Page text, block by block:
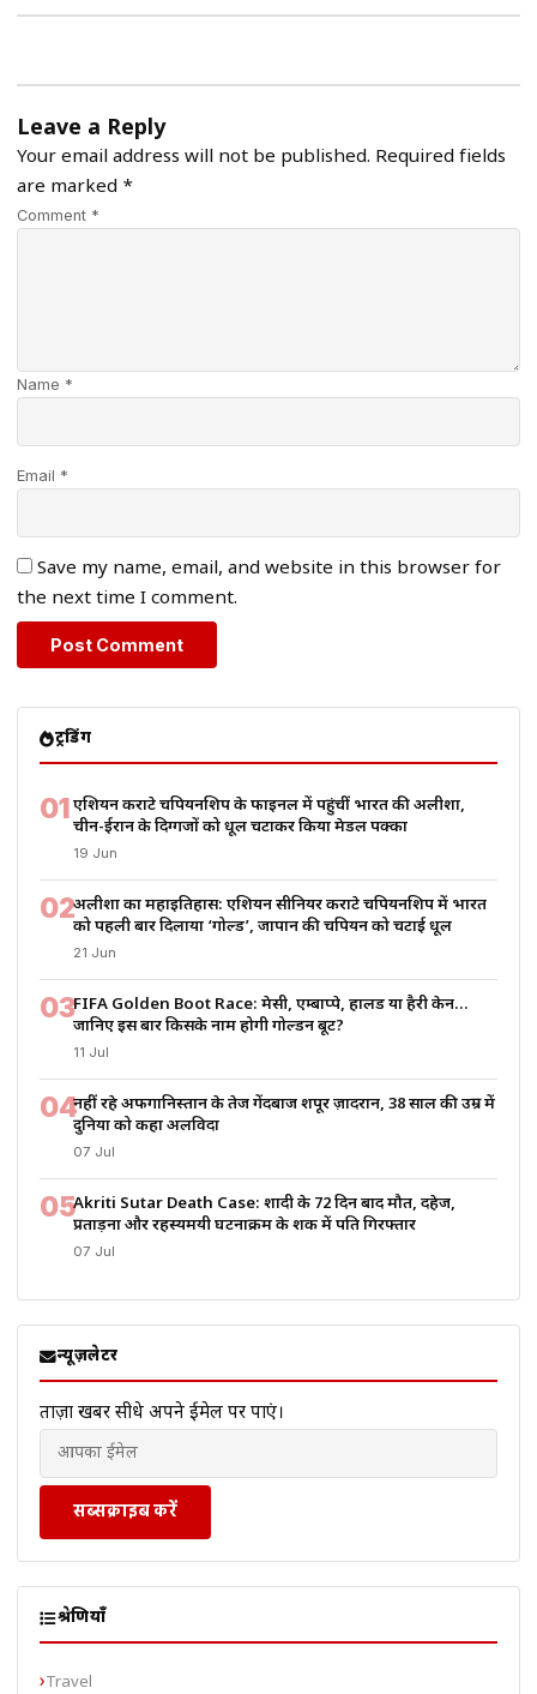
Leave a Reply
Your email address will not be published. Required fields
are marked *
Comment *
Name *
Email *
Save my name, email, and website in this browser for
the next time I comment.
ट्रेंडिंग
01एशियन कराटे चैंपियनशिप के फाइनल में पहुंचीं भारत की अलीशा,
चीन-ईरान के दिग्गजों को धूल चटाकर किया मेडल पक्का
19 Jun
02अलीशा का महाइतिहास: एशियन सीनियर कराटे चैंपियनशिप में भारत
को पहली बार दिलाया ‘गोल्ड’, जापान की चैंपियन को चटाई धूल
21 Jun
03FIFA Golden Boot Race: मेसी, एम्बाप्पे, हालैंड या हैरी केन…
जानिए इस बार किसके नाम होगी गोल्डन बूट?
11 Jul
04नहीं रहे अफगानिस्तान के तेज गेंदबाज शपूर ज़ादरान, 38 साल की उम्र में
दुनिया को कहा अलविदा
07 Jul
05Akriti Sutar Death Case: शादी के 72 दिन बाद मौत, दहेज,
प्रताड़ना और रहस्यमयी घटनाक्रम के शक में पति गिरफ्तार
07 Jul
न्यूज़लेटर
ताज़ा खबरें सीधे अपने ईमेल पर पाएं।
सब्सक्राइब करें
श्रेणियाँ
Travel